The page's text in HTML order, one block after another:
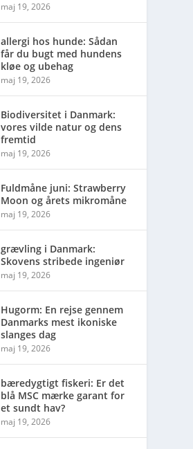
maj 19, 2026
allergi hos hunde: Sådan
får du bugt med hundens
kløe og ubehag
maj 19, 2026
Biodiversitet i Danmark:
vores vilde natur og dens
fremtid
maj 19, 2026
Fuldmåne juni: Strawberry
Moon og årets mikromåne
maj 19, 2026
grævling i Danmark:
Skovens stribede ingeniør
maj 19, 2026
Hugorm: En rejse gennem
Danmarks mest ikoniske
slanges dag
maj 19, 2026
bæredygtigt fiskeri: Er det
blå MSC mærke garant for
et sundt hav?
maj 19, 2026